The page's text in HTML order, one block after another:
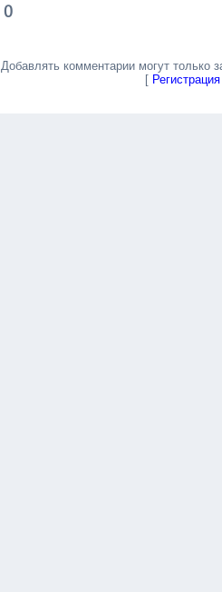
0
Добавлять комментарии могут только
[ Регистрация